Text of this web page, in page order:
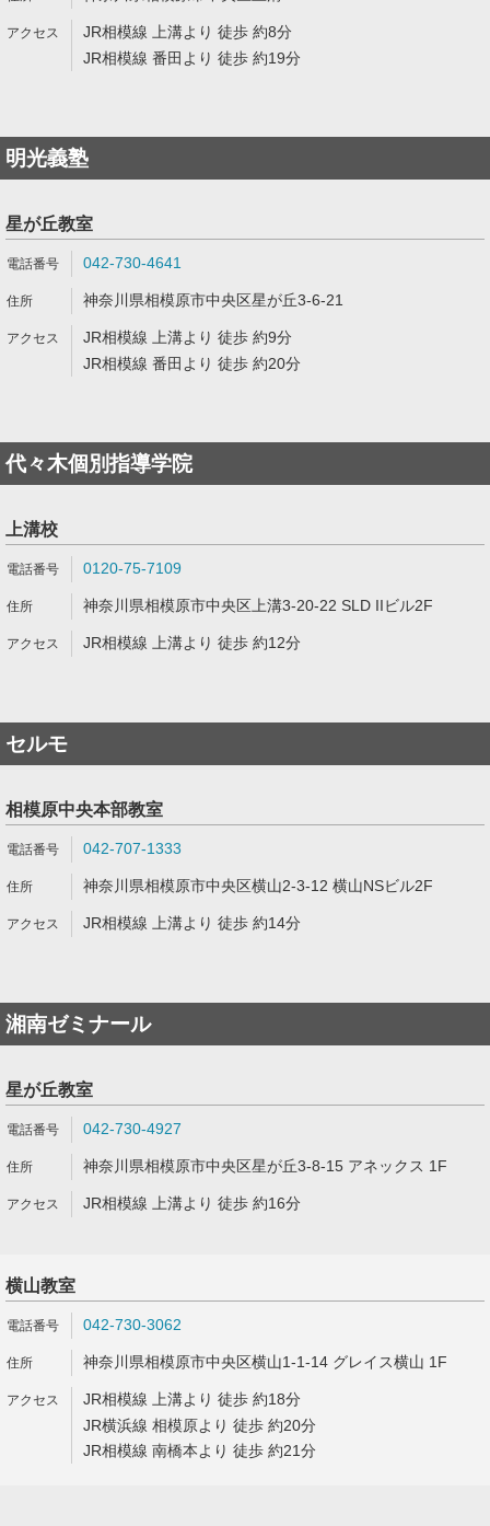
JR相模線 上溝より 徒歩 約8分
JR相模線 番田より 徒歩 約19分
明光義塾
星が丘教室
042-730-4641
神奈川県相模原市中央区星が丘3-6-21
JR相模線 上溝より 徒歩 約9分
JR相模線 番田より 徒歩 約20分
代々木個別指導学院
上溝校
0120-75-7109
神奈川県相模原市中央区上溝3-20-22 SLD IIビル2F
JR相模線 上溝より 徒歩 約12分
セルモ
相模原中央本部教室
042-707-1333
神奈川県相模原市中央区横山2-3-12 横山NSビル2F
JR相模線 上溝より 徒歩 約14分
湘南ゼミナール
星が丘教室
042-730-4927
神奈川県相模原市中央区星が丘3-8-15 アネックス 1F
JR相模線 上溝より 徒歩 約16分
横山教室
042-730-3062
神奈川県相模原市中央区横山1-1-14 グレイス横山 1F
JR相模線 上溝より 徒歩 約18分
JR横浜線 相模原より 徒歩 約20分
JR相模線 南橋本より 徒歩 約21分